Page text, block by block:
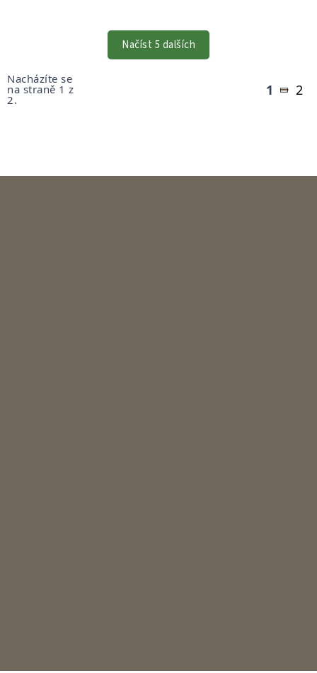
Načíst 5 dalších
Nacházíte se
na straně 1 z
2.
1 2